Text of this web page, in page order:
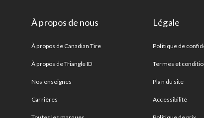
À propos de nous
À propos de Canadian Tire
À propos de Triangle ID
Nos enseignes
Carrières
Légale
Politique de
Termes et
Plan du site
Accessibilité